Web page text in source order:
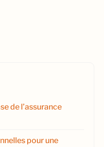
de l’assurance
pour une